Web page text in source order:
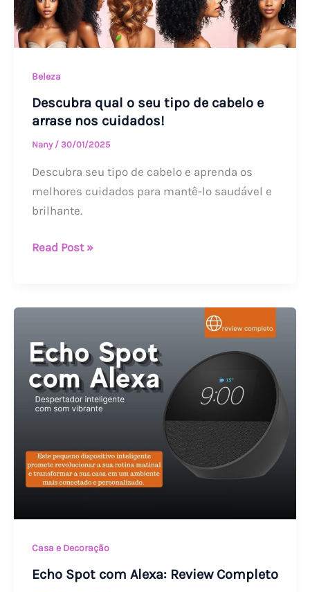
Beleza
Descubra qual o seu tipo de cabelo e
arrase nos cuidados!
Nany / 30/01/2025
Descubra seu tipo de cabelo e aprenda os
melhores cuidados para mantê-lo saudável e
brilhante.
nos
cuidados!
Read Post »
Casa e Decoração
Echo Spot com Alexa: Review Completo
com
Alexa:
Review
Completo